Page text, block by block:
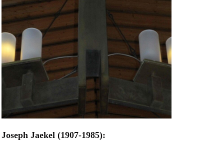
Joseph Jaekel (1907-1985):